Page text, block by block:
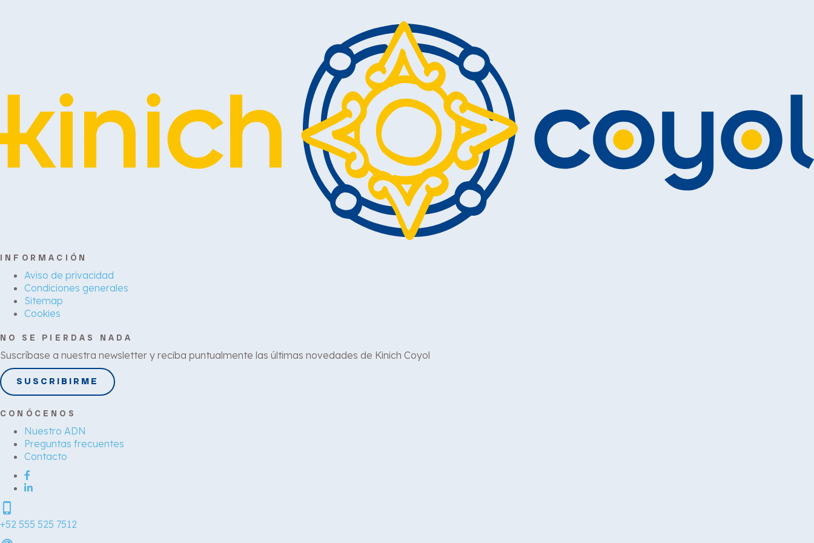
INFORMACIÓN
Aviso de privacidad
Condiciones generales
Sitemap
Cookies
NO SE PIERDAS NADA
Suscríbase a nuestra newsletter y reciba puntualmente las últimas novedades de Kinich Coyol
SUSCRIBIRME
CONÓCENOS
Nuestro ADN
Preguntas frecuentes
Contacto
phone_iphone
+52 555 525 7512